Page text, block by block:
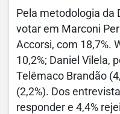
Pela metodologia da
votar em Marconi
Accorsi, com 18,7%.
10,2%; Daniel Vilela,
Telêmaco Brandão
(2,2%). Dos
responder e 4,4%